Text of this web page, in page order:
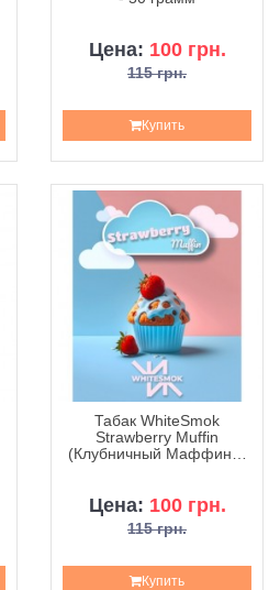
Цена: 100 грн.
115 грн.
Купить
Табак WhiteSmok
Strawberry Muffin
(Клубничный Маффин) -
Цена: 100 грн.
115 грн.
Купить